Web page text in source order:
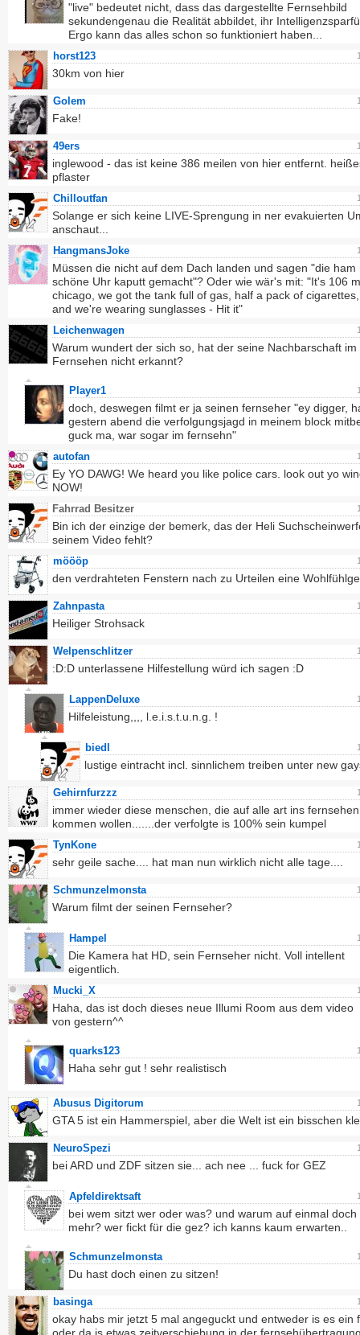
"live" bedeutet nicht, dass das dargestellte Fernsehbild
sekundengenau die Realität abbildet, ihr
Ergo kann das alles schon so funktioniert haben...
horst123
30km von hier
Golem
Fake!
49ers
inglewood - das ist keine 386 meilen von hier entfernt.
pflaster
Chilloutfan
Solange er sich keine LIVE-Sprengung in ner evakuierten
anschaut...
HangmansJoke
Müssen die nicht auf dem Dach landen und sagen "die ham
schöne Uhr kaputt gemacht"? Oder wie wär's mit: "It's 106
chicago, we got the tank full of gas, half a pack of
and we're wearing sunglasses - Hit it"
Leichenwagen
Warum wundert der sich so, hat der seine Nachbarschaft im
Fernsehen nicht erkannt?
Player1
doch, deswegen filmt er ja seinen fernseher "ey digger,
gestern abend die verfolgungsjagd in meinem block
guck ma, war sogar im fernsehn"
autofan
Ey YO DAWG! We heard you like police cars. look out yo
NOW!
Fahrrad Besitzer
Bin ich der einzige der bemerk, das der Heli
seinem Video fehlt?
möööp
den verdrahteten Fenstern nach zu Urteilen eine
Zahnpasta
Heiliger Strohsack
Welpenschlitzer
:D:D unterlassene Hilfestellung würd ich sagen :D
LappenDeluxe
Hilfeleistung,,,, l.e.i.s.t.u.n.g. !
biedl
lustige eintracht incl. sinnlichem treiben unter new
Gehirnfurzzz
immer wieder diese menschen, die auf alle art ins fernsehen
kommen wollen.......der verfolgte is 100% sein kumpel
TynKone
sehr geile sache.... hat man nun wirklich nicht alle tage....
Schmunzelmonsta
Warum filmt der seinen Fernseher?
Hampel
Die Kamera hat HD, sein Fernseher nicht. Voll intellent
eigentlich.
Mucki_X
Haha, das ist doch dieses neue Illumi Room aus dem video
von gestern^^
quarks123
Haha sehr gut ! sehr realistisch
Abusus Digitorum
GTA 5 ist ein Hammerspiel, aber die Welt ist ein bisschen
NeuroSpezi
bei ARD und ZDF sitzen sie... ach nee ... fuck for GEZ
Apfeldirektsaft
bei wem sitzt wer oder was? und warum auf einmal doch
mehr? wer fickt für die gez? ich kanns kaum erwarten..
Schmunzelmonsta
Du hast doch einen zu sitzen!
basinga
okay habs mir jetzt 5 mal angeguckt und entweder is es ein